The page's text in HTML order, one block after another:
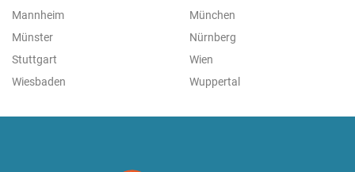
Mannheim
München
Münster
Nürnberg
Stuttgart
Wien
Wiesbaden
Wuppertal